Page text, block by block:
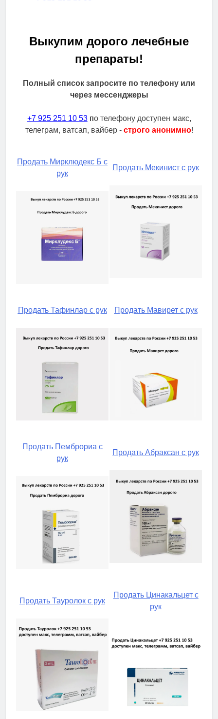
Выкупим дорого лечебные
препараты!
Полный список запросите по телефону или
через мессенджеры
+7 925 251 10 53по телефону доступен макс,
телеграм, ватсап, вайбер - строго анонимно!
Продать Мирклюдекс Б с
рук
Продать Мекинист с рук
Продать Тафинлар с рук Продать Мавирет с рук
Продать Пемброриа с
рук
Продать Абраксан с рук
Продать Тауролок с рук
Продать Цинакальцет с
рук